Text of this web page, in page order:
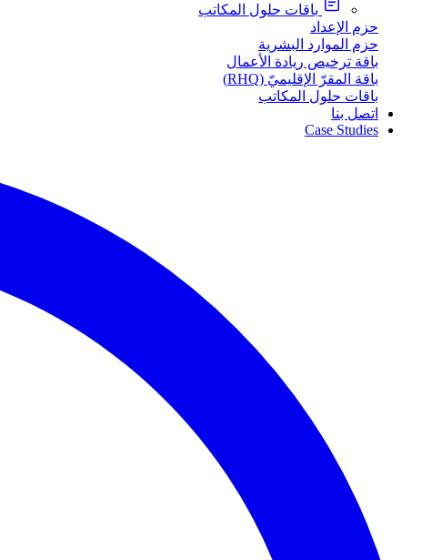
باقات حلول المكاتب
حزم الإعداد
حزم الموارد البشرية
باقة ترخيص ريادة الأعمال
باقة المقرّ الإقليميّ (RHQ)
باقات حلول المكاتب
اتصل بنا
Case Studies